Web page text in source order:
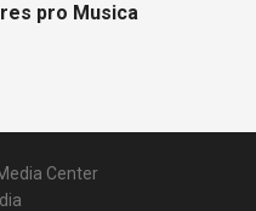
pro Musica
Center